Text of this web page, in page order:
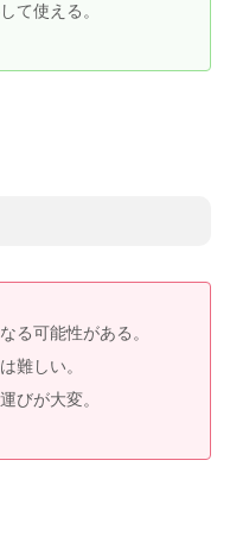
て使える。
る可能性がある。
難しい。
びが大変。